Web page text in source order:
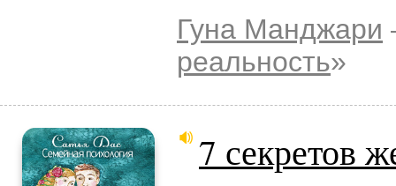
Гуна Манджари
реальность»
7 секретов